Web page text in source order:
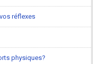
réflexes
physiques?